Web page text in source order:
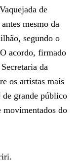
de
mesmo da
segundo o
acordo, firmado
da
os artistas mais
de grande público
movimentados do